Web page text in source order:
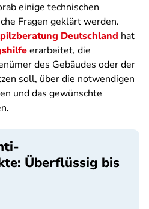
einige technischen
Fragen geklärt werden.
Deutschland hat
erarbeitet, die
des Gebäudes oder der
soll, über die notwendigen
und das gewünschte
Überflüssig bis